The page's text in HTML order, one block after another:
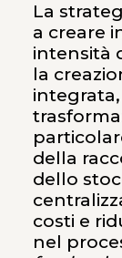
La
a creare
intensità
la
della
dello
costi e
nel